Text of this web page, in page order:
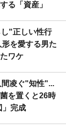
る「資産」
"正しい性行
を愛する男た
ワケ
凌ぐ"知性"...
を置くと26時
」完成